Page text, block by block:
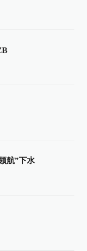
航”下水